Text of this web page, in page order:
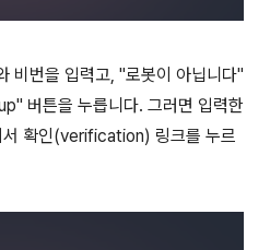
비번을 입력고, "로봇이 아닙니다"
버튼을 누릅니다. 그러면 입력한
서 확인(verification) 링크를 누르